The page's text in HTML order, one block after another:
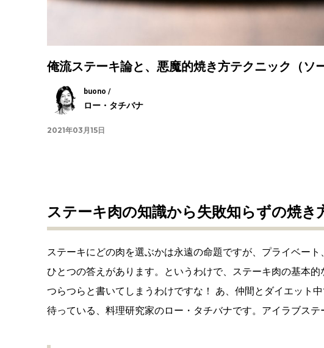
俺流ステーキ論と、悪魔的焼き方テクニック（ソ
buono /
ロー・タチバナ
2021年03月15日
ステーキ肉の知識から失敗知らずの焼き
ステーキにどの肉を選ぶかは永遠の命題ですが、プライベー
ひとつの答えがあります。というわけで、ステーキ肉の基本
つらつらと書いてしまうわけですな！ あ、仲間とダイエット
待っている、料理研究家のロー・タチバナです。アイラブステ